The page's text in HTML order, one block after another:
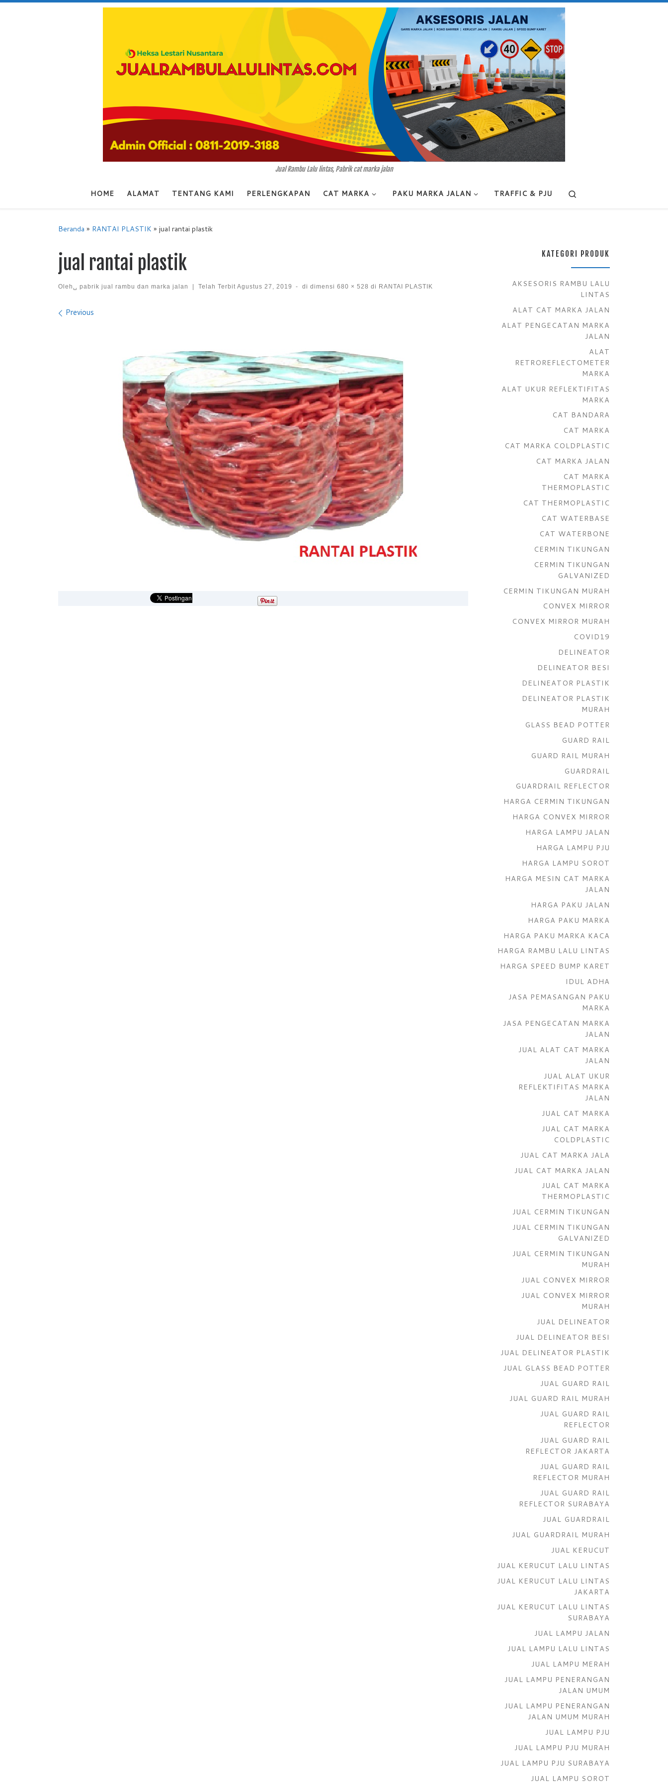
Jual Rambu Lalu lintas, Pabrik cat marka jalan
HOME ALAMAT TENTANG KAMI PERLENGKAPAN CAT MARKA PAKU MARKA JALAN TRAFFIC & PJU
Beranda » RANTAI PLASTIK » jual rantai plastik
jual rantai plastik
Oleh␣ pabrik jual rambu dan marka jalan Telah Terbit Agustus 27, 2019 - di dimensi 680 × 528 di RANTAI PLASTIK
Images navigation
Previous
KATEGORI PRODUK
AKSESORIS RAMBU LALU
LINTAS
ALAT CAT MARKA JALAN
ALAT PENGECATAN MARKA
JALAN
ALAT
RETROREFLECTOMETER
MARKA
ALAT UKUR REFLEKTIFITAS
MARKA
CAT BANDARA
CAT MARKA
CAT MARKA COLDPLASTIC
CAT MARKA JALAN
CAT MARKA
THERMOPLASTIC
CAT THERMOPLASTIC
CAT WATERBASE
CAT WATERBONE
CERMIN TIKUNGAN
CERMIN TIKUNGAN
GALVANIZED
CERMIN TIKUNGAN MURAH
CONVEX MIRROR
CONVEX MIRROR MURAH
COVID19
DELINEATOR
DELINEATOR BESI
DELINEATOR PLASTIK
DELINEATOR PLASTIK
MURAH
GLASS BEAD POTTER
GUARD RAIL
GUARD RAIL MURAH
GUARDRAIL
GUARDRAIL REFLECTOR
HARGA CERMIN TIKUNGAN
HARGA CONVEX MIRROR
HARGA LAMPU JALAN
HARGA LAMPU PJU
HARGA LAMPU SOROT
HARGA MESIN CAT MARKA
JALAN
HARGA PAKU JALAN
HARGA PAKU MARKA
HARGA PAKU MARKA KACA
HARGA RAMBU LALU LINTAS
HARGA SPEED BUMP KARET
IDUL ADHA
JASA PEMASANGAN PAKU
MARKA
JASA PENGECATAN MARKA
JALAN
JUAL ALAT CAT MARKA
JALAN
JUAL ALAT UKUR
REFLEKTIFITAS MARKA
JALAN
JUAL CAT MARKA
JUAL CAT MARKA
COLDPLASTIC
JUAL CAT MARKA JALA
JUAL CAT MARKA JALAN
JUAL CAT MARKA
THERMOPLASTIC
JUAL CERMIN TIKUNGAN
JUAL CERMIN TIKUNGAN
GALVANIZED
JUAL CERMIN TIKUNGAN
MURAH
JUAL CONVEX MIRROR
JUAL CONVEX MIRROR
MURAH
JUAL DELINEATOR
JUAL DELINEATOR BESI
JUAL DELINEATOR PLASTIK
JUAL GLASS BEAD POTTER
JUAL GUARD RAIL
JUAL GUARD RAIL MURAH
JUAL GUARD RAIL
REFLECTOR
JUAL GUARD RAIL
REFLECTOR JAKARTA
JUAL GUARD RAIL
REFLECTOR MURAH
JUAL GUARD RAIL
REFLECTOR SURABAYA
JUAL GUARDRAIL
JUAL GUARDRAIL MURAH
JUAL KERUCUT
JUAL KERUCUT LALU LINTAS
JUAL KERUCUT LALU LINTAS
JAKARTA
JUAL KERUCUT LALU LINTAS
SURABAYA
JUAL LAMPU JALAN
JUAL LAMPU LALU LINTAS
JUAL LAMPU MERAH
JUAL LAMPU PENERANGAN
JALAN UMUM
JUAL LAMPU PENERANGAN
JALAN UMUM MURAH
JUAL LAMPU PJU
JUAL LAMPU PJU MURAH
JUAL LAMPU PJU SURABAYA
JUAL LAMPU SOROT